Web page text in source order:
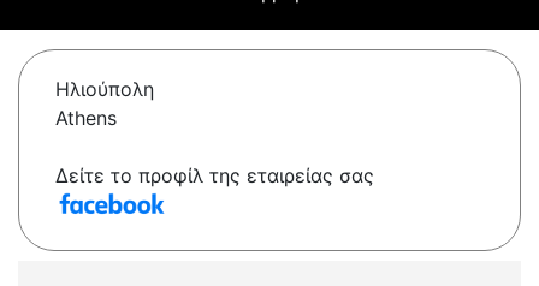
Ηλιούπολη
Athens
Δείτε το προφίλ της εταιρείας σας